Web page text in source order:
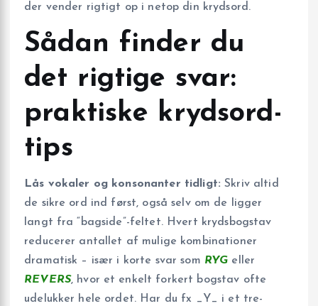
der vender rigtigt op i netop din krydsord.
Sådan finder du
det rigtige svar:
praktiske krydsord-
tips
Lås vokaler og konsonanter tidligt: Skriv altid
de sikre ord ind først, også selv om de ligger
langt fra “bagside”-feltet. Hvert krydsbogstav
reducerer antallet af mulige kombinationer
dramatisk – især i korte svar som RYG eller
REVERS, hvor et enkelt forkert bogstav ofte
udelukker hele ordet. Har du fx _Y_ i et tre-